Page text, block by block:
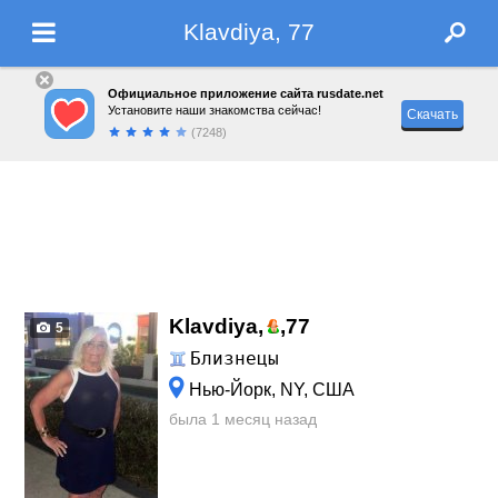
Klavdiya, 77
Официальное приложение сайта rusdate.net
Установите наши знакомства сейчас!
(7248)
Скачать
5 Klavdiya, ,77
Близнецы
Нью-Йорк, NY, США
была 1 месяц назад